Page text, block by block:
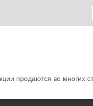
продаются во многих